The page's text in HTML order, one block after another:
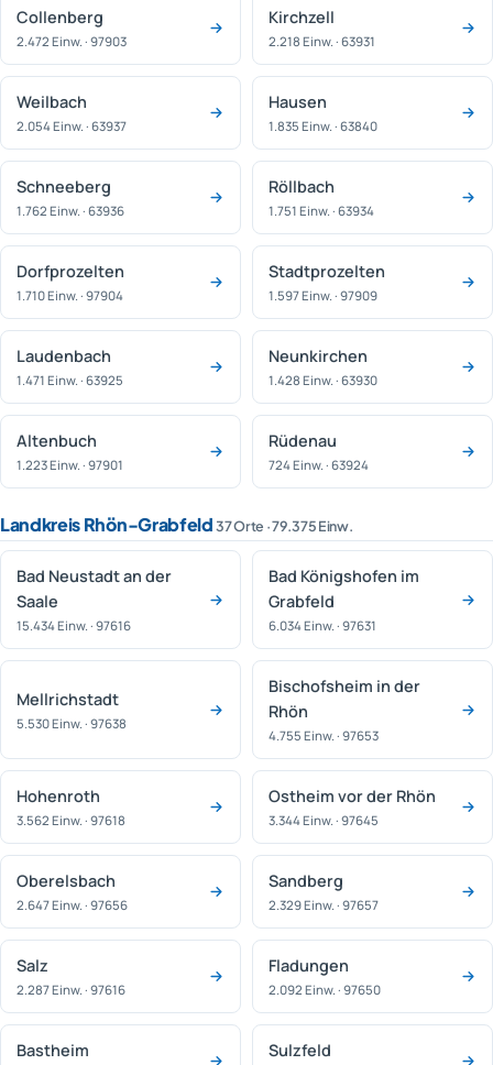
Collenberg
2.472 Einw. · 97903
Kirchzell
2.218 Einw. · 63931
Weilbach
2.054 Einw. · 63937
Hausen
1.835 Einw. · 63840
Schneeberg
1.762 Einw. · 63936
Röllbach
1.751 Einw. · 63934
Dorfprozelten
1.710 Einw. · 97904
Stadtprozelten
1.597 Einw. · 97909
Laudenbach
1.471 Einw. · 63925
Neunkirchen
1.428 Einw. · 63930
Altenbuch
1.223 Einw. · 97901
Rüdenau
724 Einw. · 63924
Landkreis Rhön-Grabfeld37 Orte · 79.375 Einw.
Bad Neustadt an der
Saale
15.434 Einw. · 97616
Bad Königshofen im
Grabfeld
6.034 Einw. · 97631
Mellrichstadt
5.530 Einw. · 97638
Bischofsheim in der
Rhön
4.755 Einw. · 97653
Hohenroth
3.562 Einw. · 97618
Ostheim vor der Rhön
3.344 Einw. · 97645
Oberelsbach
2.647 Einw. · 97656
Sandberg
2.329 Einw. · 97657
Salz
2.287 Einw. · 97616
Fladungen
2.092 Einw. · 97650
Bastheim Sulzfeld